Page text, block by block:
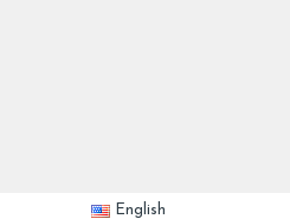
English